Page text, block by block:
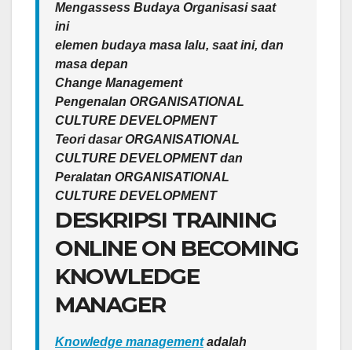
Mengassess Budaya Organisasi saat
ini
elemen budaya masa lalu, saat ini, dan
masa depan
Change Management
Pengenalan ORGANISATIONAL
CULTURE DEVELOPMENT
Teori dasar ORGANISATIONAL
CULTURE DEVELOPMENT dan
Peralatan ORGANISATIONAL
CULTURE DEVELOPMENT
DESKRIPSI TRAINING
ONLINE ON BECOMING
KNOWLEDGE
MANAGER
Knowledge managementadalah